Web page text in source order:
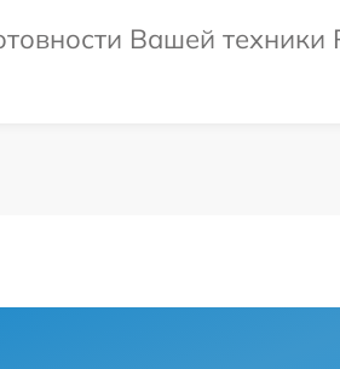
Вашей техники